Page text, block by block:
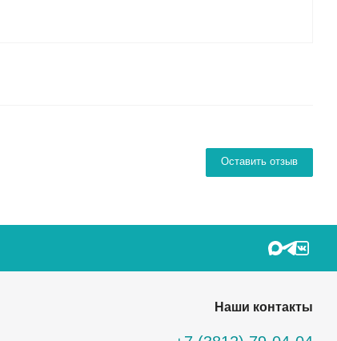
Оставить отзыв
Наши контакты